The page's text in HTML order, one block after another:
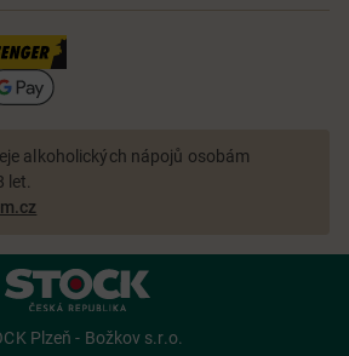
alkoholických nápojů osobám
let.
Plzeň - Božkov s.r.o.